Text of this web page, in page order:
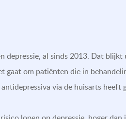
depressie, al sinds 2013. Dat
gaat om patiënten die in
via de huisarts heeft